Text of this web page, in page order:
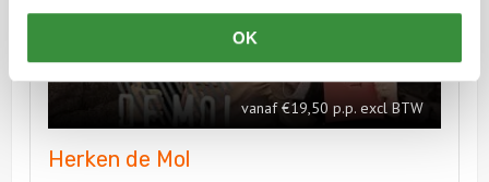
OK
Mol
vanaf €19,50 p.p. excl BTW
Herken de Mol